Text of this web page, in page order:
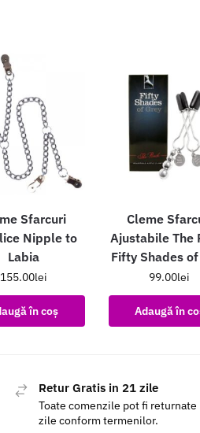
Sfarcuri
Nipple to
Labia
155.00lei
în coș
Cleme
Ajustabile The
Fifty Shades
99.00lei
Adaugă în
Retur Gratis in 21 zile
Toate comenzile pot fi returnate
zile conform termenilor.